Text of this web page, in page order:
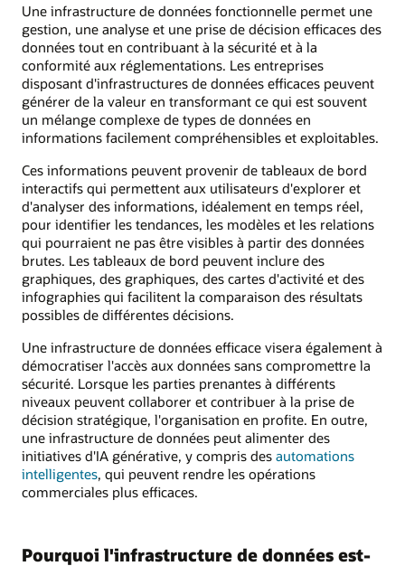
Une infrastructure de données fonctionnelle permet une
gestion, une analyse et une prise de décision efficaces des
données tout en contribuant à la sécurité et à la
conformité aux réglementations. Les entreprises
disposant d'infrastructures de données efficaces peuvent
générer de la valeur en transformant ce qui est souvent
un mélange complexe de types de données en
informations facilement compréhensibles et exploitables.
Ces informations peuvent provenir de tableaux de bord
interactifs qui permettent aux utilisateurs d'explorer et
d'analyser des informations, idéalement en temps réel,
pour identifier les tendances, les modèles et les relations
qui pourraient ne pas être visibles à partir des données
brutes. Les tableaux de bord peuvent inclure des
graphiques, des graphiques, des cartes d'activité et des
infographies qui facilitent la comparaison des résultats
possibles de différentes décisions.
Une infrastructure de données efficace visera également à
démocratiser l'accès aux données sans compromettre la
sécurité. Lorsque les parties prenantes à différents
niveaux peuvent collaborer et contribuer à la prise de
décision stratégique, l'organisation en profite. En outre,
une infrastructure de données peut alimenter des
initiatives d'IA générative, y compris des automations
intelligentes, qui peuvent rendre les opérations
commerciales plus efficaces.
Pourquoi l'infrastructure de données est-